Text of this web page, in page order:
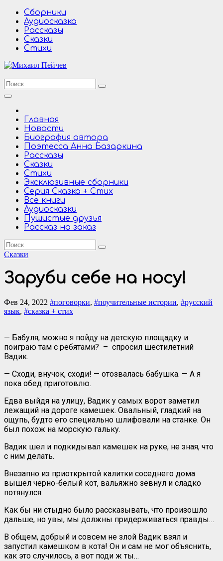
Перейти
содержимому
Сборники
Аудиосказка
Рассказы
Сказки
Стихи
Главная
Новости
Биография автора
Поэтесса Анна Базаркина
Рассказы
Сказки
Стихи
Эксклюзивные сборники
Серия Сказка + Стих
Все книги
Аудиосказки
Пушистые друзья
Рассказ на заказ
Сказки
Заруби себе на носу!
Фев 24, 2022 #поговорки, #поучительные истории, #русский
язык, #сказка + стих
— Бабуля, можно я пойду на детскую площадку и
поиграю там с ребятами? – спросил шестилетний
Вадик.
— Сходи, внучок, сходи! — отозвалась бабушка. — А я
пока обед приготовлю.
Едва выйдя на улицу, Вадик у самых ворот заметил
лежащий на дороге камешек. Овальный, гладкий на
ощупь, будто его специально шлифовали на станке. Он
был похож на морскую гальку.
Вадик шел и подкидывал камешек на руке, не зная, что
с ним делать.
Внезапно из приоткрытой калитки соседнего дома
вышел черно-белый кот, вальяжно зевнул и сладко
потянулся.
Как бы ни стыдно было рассказывать, что произошло
дальше, но увы, мы должны придерживаться правды…
В общем, добрый и совсем не злой Вадик взял и
запустил камешком в кота! Он и сам не мог объяснить,
как это случилось, а вот поди ж ты…